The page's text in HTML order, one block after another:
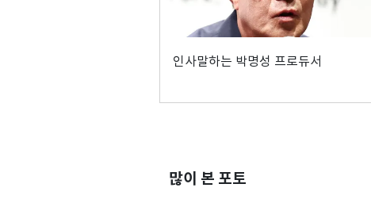
인사말하는 박명성 프로듀서
많이 본 포토